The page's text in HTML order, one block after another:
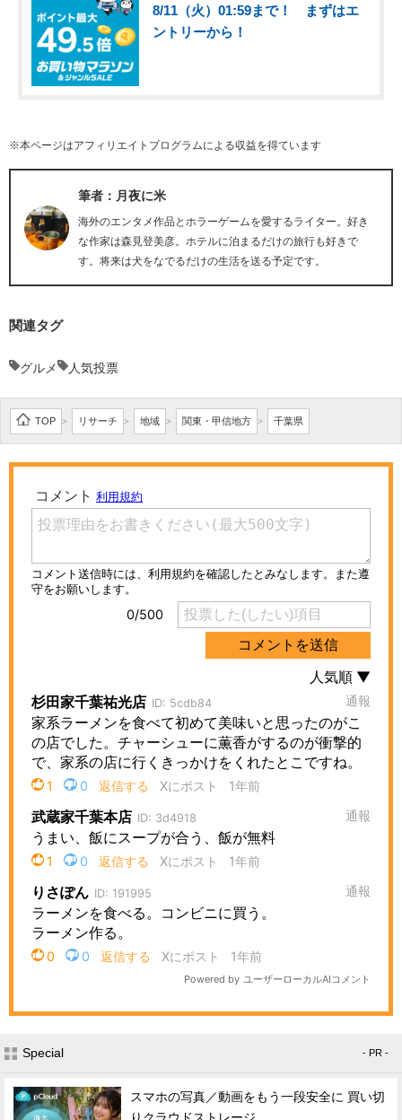
8/11（火）01:59まで！ まずはエ
ントリーから！
※本ページはアフィリエイトプログラムによる収益を得ています
筆者：月夜に米
海外のエンタメ作品とホラーゲームを愛するライター。好き
な作家は森見登美彦。ホテルに泊まるだけの旅行も好きで
す。将来は犬をなでるだけの生活を送る予定です。
関連タグ
グルメ 人気投票
TOP > リサーチ > 地域 > 関東・甲信地方 > 千葉県
Special - PR -
スマホの写真／動画をもう一段安全に 買い切